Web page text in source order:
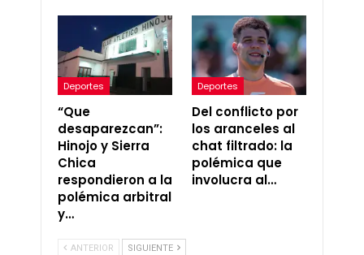
Deportes
“Que
desaparezcan”:
Hinojo y Sierra
Chica
respondieron a la
polémica arbitral
y…
Deportes
Del conflicto por
los aranceles al
chat filtrado: la
polémica que
involucra al…
ANTERIOR SIGUIENTE